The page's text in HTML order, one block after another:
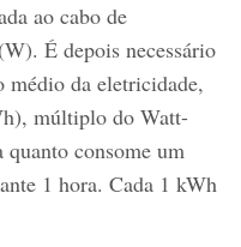
ao cabo de
É depois necessário
médio da eletricidade,
múltiplo do Watt-
consome um
1 hora. Cada 1 kWh